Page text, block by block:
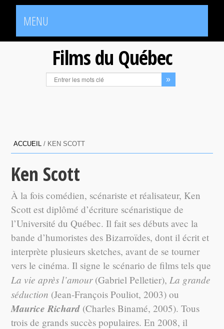
MENU
Films du Québec
ACCUEIL / KEN SCOTT
Ken Scott
À la fois comédien, scénariste et réalisateur, Ken
Scott est diplômé d’écriture scénaristique de
l’Université du Québec. Il fait ses débuts avec la
bande d’humoristes des Bizarroïdes, dont il écrit et
interprète plusieurs sketches, avant de se tourner
vers le cinéma. Il signe le scénario de films tels que
La vie après l’amour(Gabriel Pelletier),La grande
séduction (Jean-François Pouliot, 2003) ou
Maurice Richard (Charles Binamé, 2005). Tous
trois de grands succès populaires. En 2008, il